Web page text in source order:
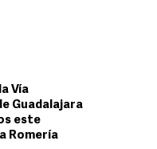
Vía
Guadalajara
este
Romería